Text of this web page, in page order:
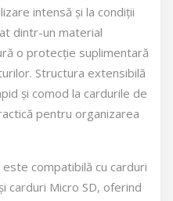
intensă și la condiții
dintr-un material
o protecție suplimentară
Structura extensibilă
și comod la cardurile de
pentru organizarea
compatibilă cu carduri
carduri Micro SD, oferind